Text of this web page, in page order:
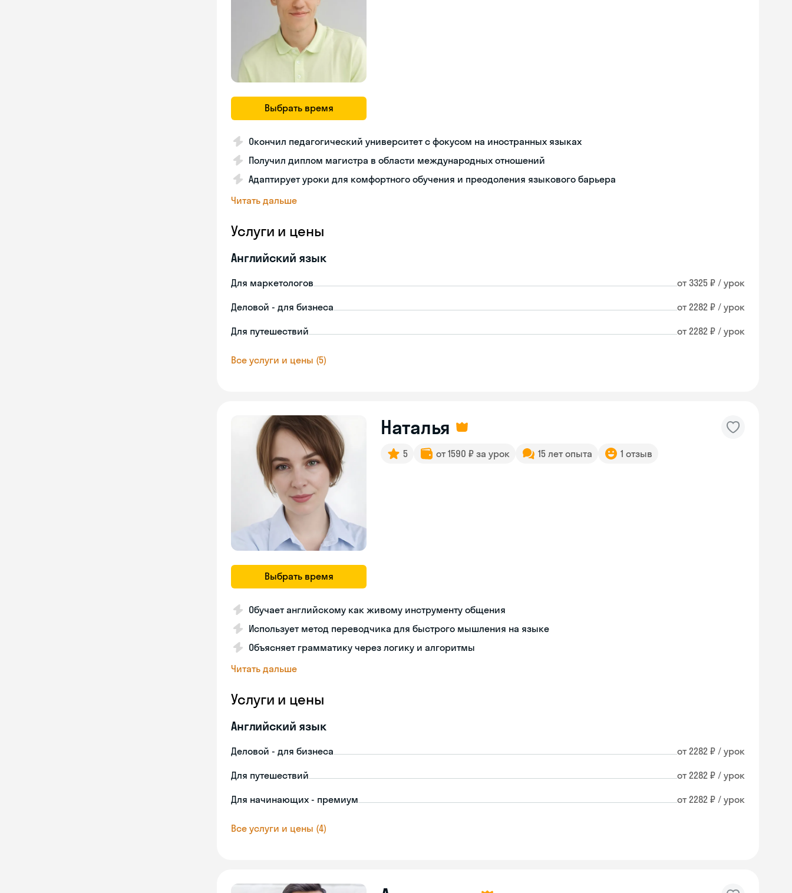
Выбрать время
Окончил педагогический университет с фокусом на иностранных языках
Получил диплом магистра в области международных отношений
Адаптирует уроки для комфортного обучения и преодоления языкового барьера
Читать дальше
Услуги и цены
Английский язык
Для маркетологов от 3325 ₽ / урок
Деловой - для бизнеса от 2282 ₽ / урок
Для путешествий от 2282 ₽ / урок
Все услуги и цены (5)
Выбрать время
Наталья
5 от 1590 ₽ за урок 15 лет опыта 1 отзыв
Обучает английскому как живому инструменту общения
Использует метод переводчика для быстрого мышления на языке
Объясняет грамматику через логику и алгоритмы
Читать дальше
Услуги и цены
Английский язык
Деловой - для бизнеса от 2282 ₽ / урок
Для путешествий от 2282 ₽ / урок
Для начинающих - премиум от 2282 ₽ / урок
Все услуги и цены (4)